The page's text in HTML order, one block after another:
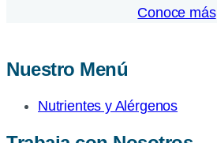
Conoce más
Nuestro Menú
Nutrientes y Alérgenos